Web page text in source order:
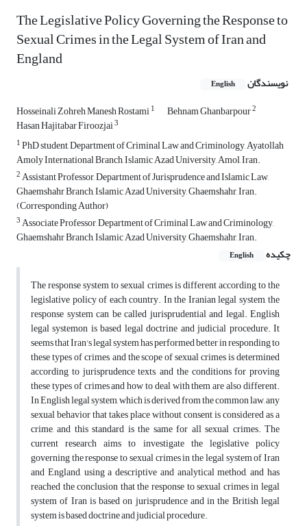
The Legislative Policy Governing the Response to
Sexual Crimes in the Legal System of Iran and
England
نویسندگان English
Hosseinali Zohreh Manesh Rostami1 Behnam Ghanbarpour2
Hasan Hajitabar Firoozjai3
1PhD student, Department of Criminal Law and Criminology, Ayatollah
Amoly International Branch, Islamic Azad University, Amol, Iran.
2Assistant Professor, Department of Jurisprudence and Islamic Law,
Ghaemshahr Branch, Islamic Azad University, Ghaemshahr, Iran.
(Corresponding Author)
3Associate Professor, Department of Criminal Law and Criminology,
Ghaemshahr Branch, Islamic Azad University, Ghaemshahr, Iran.
چکیده
English
The response system to sexual crimes is different according to the
legislative policy of each country. In the Iranian legal system, the
response system can be called jurisprudential and legal. English
legal systemon is based legal doctrine and judicial procedure. It
seems that Iran's legal system has performed better in responding to
these types of crimes, and the scope of sexual crimes is determined
according to jurisprudence texts, and the conditions for proving
these types of crimes and how to deal with them are also different.
In English legal system, which is derived from the common law, any
sexual behavior that takes place without consent is considered as a
crime, and this standard is the same for all sexual crimes. The
current research aims to investigate the legislative policy
governing the response to sexual crimes in the legal system of Iran
and England, using a descriptive and analytical method, and has
reached the conclusion that the response to sexual crimes in legal
system of Iran is based on jurisprudence and in the British legal
system is based doctrine and judicial procedure.